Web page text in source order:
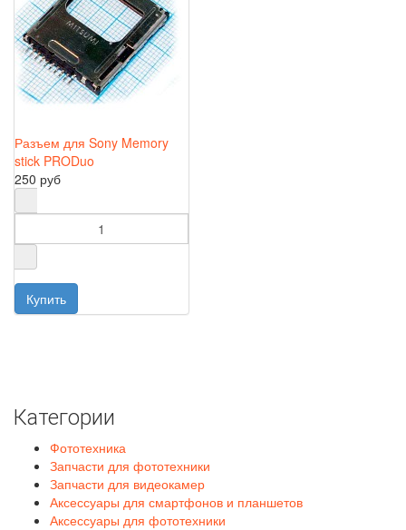
Разъем для Sony Memory
stick PRODuo
250 руб
Категории
Фототехника
Запчасти для фототехники
Запчасти для видеокамер
Аксессуары для смартфонов и планшетов
Аксессуары для фототехники